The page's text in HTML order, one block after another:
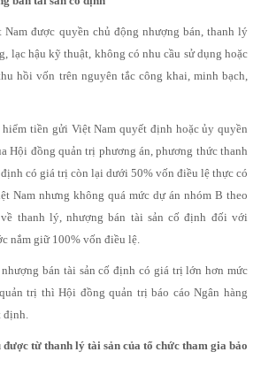
được quyền chủ động nhượng bán, thanh lý
lạc hậu kỹ thuật, không có nhu cầu sử dụng hoặc
hồi vốn trên nguyên tắc công khai, minh bạch,
tiền gửi Việt Nam quyết định hoặc ủy quyền
Hội đồng quản trị phương án, phương thức thanh
có giá trị còn lại dưới 50% vốn điều lệ thực có
Nam nhưng không quá mức dự án nhóm B theo
thanh lý, nhượng bán tài sản cố định đối với
nắm giữ 100% vốn điều lệ.
bán tài sản cố định có giá trị lớn hơn mức
trị thì Hội đồng quản trị báo cáo Ngân hàng
định.
từ thanh lý tài sản của tổ chức tham gia bảo